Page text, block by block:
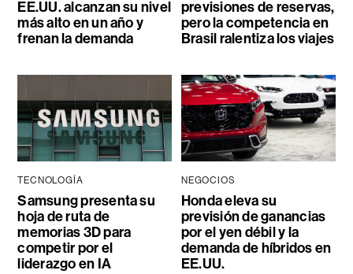
EE.UU. alcanzan su nivel
más alto en un año y
frenan la demanda
previsiones de reservas,
pero la competencia en
Brasil ralentiza los viajes
TECNOLOGÍA
Samsung presenta su
hoja de ruta de
memorias 3D para
competir por el
liderazgo en IA
NEGOCIOS
Honda eleva su
previsión de ganancias
por el yen débil y la
demanda de híbridos en
EE.UU.